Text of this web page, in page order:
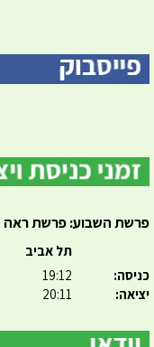
פרשת השבוע: פרשת ראה
כניסה:
יציאה:
תל אביב
19:12
20:11